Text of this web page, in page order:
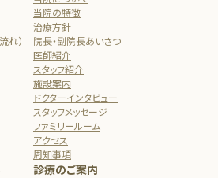
れ）
当院の特徴
治療方針
院長・副院長あいさつ
医師紹介
スタッフ紹介
施設案内
ドクターインタビュー
スタッフメッセージ
ファミリールーム
アクセス
周知事項
診療のご案内